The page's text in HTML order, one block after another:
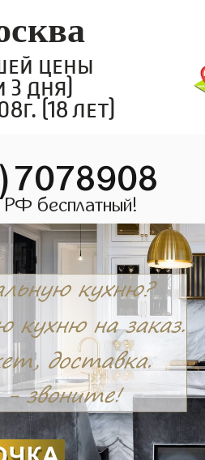
цены
3 дня)
(18 лет)
бесплатный!